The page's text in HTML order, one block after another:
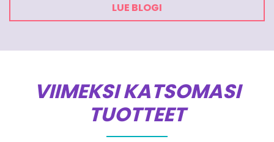
LUE BLOGI
VIIMEKSI KATSOMASI
TUOTTEET